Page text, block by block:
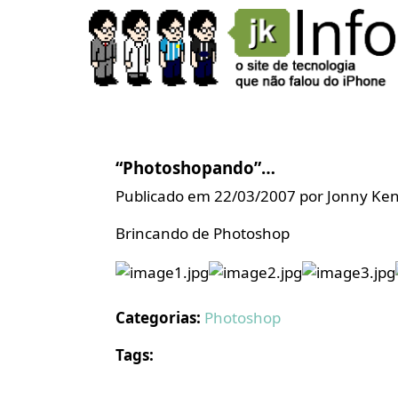
“Photoshopando”…
Publicado em 22/03/2007 por Jonny
Brincando de Photoshop
Categorias: Photoshop
Tags: